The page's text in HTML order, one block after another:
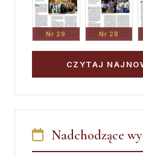
Nr 29 Nr 28
CZYTAJ
Nadchodzące